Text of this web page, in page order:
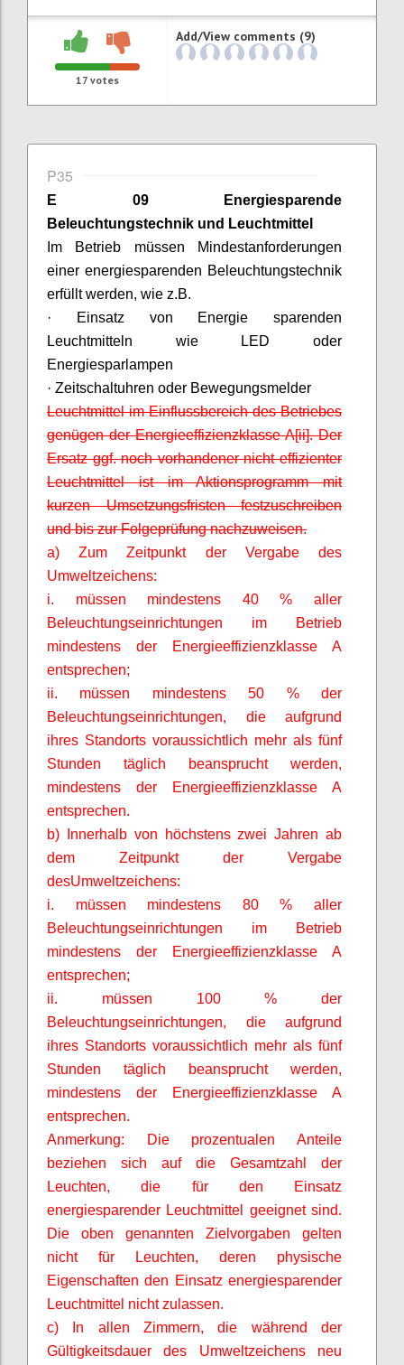
17 votes
Add/View comments (9)
P35
E 09 Energiesparende
Beleuchtungstechnik und Leuchtmittel
Im Betrieb müssen Mindestanforderungen
einer energiesparenden Beleuchtungstechnik
erfüllt werden, wie z.B.
· Einsatz von Energie sparenden
Leuchtmitteln wieLED oder
Energiesparlampen
· Zeitschaltuhren oder Bewegungsmelder
Leuchtmittel im Einflussbereich des Betriebes
genügen der Energieeffizienzklasse A[ii]. Der
Ersatz ggf. noch vorhandener nicht effizienter
Leuchtmittel ist im Aktionsprogramm mit
kurzen Umsetzungsfristen festzuschreiben
und bis zur Folgeprüfung nachzuweisen.
a) Zum Zeitpunkt der Vergabe des
Umweltzeichens:
i. müssen mindestens 40 % aller
Beleuchtungseinrichtungen im Betrieb
mindestens der Energieeffizienzklasse A
entsprechen;
ii. müssen mindestens 50 % der
Beleuchtungseinrichtungen, die aufgrund
ihres Standorts voraussichtlich mehr als fünf
Stunden täglich beansprucht werden,
mindestens der Energieeffizienzklasse A
entsprechen.
b) Innerhalb von höchstens zwei Jahren ab
dem Zeitpunkt der Vergabe
desUmweltzeichens:
i. müssen mindestens 80 % aller
Beleuchtungseinrichtungen im Betrieb
mindestens der Energieeffizienzklasse A
entsprechen;
ii. müssen 100 % der
Beleuchtungseinrichtungen, die aufgrund
ihres Standorts voraussichtlich mehr als fünf
Stunden täglich beansprucht werden,
mindestens der Energieeffizienzklasse A
entsprechen.
Anmerkung: Die prozentualen Anteile
beziehen sich auf die Gesamtzahl der
Leuchten, die für den Einsatz
energiesparender Leuchtmittel geeignet sind.
Die oben genannten Zielvorgaben gelten
nicht für Leuchten, deren physische
Eigenschaften den Einsatz energiesparender
Leuchtmittel nicht zulassen.
c) In allen Zimmern, die während der
Gültigkeitsdauer des Umweltzeichens neu